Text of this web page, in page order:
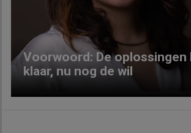
Voorwoord: De oplossingen
klaar, nu nog de wil